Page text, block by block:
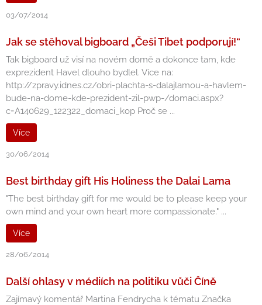
03/07/2014
Jak se stěhoval bigboard „Češi Tibet podporují!“
Tak bigboard už visí na novém domě a dokonce tam, kde
exprezident Havel dlouho bydlel. Více na:
http://zpravy.idnes.cz/obri-plachta-s-dalajlamou-a-havlem-
bude-na-dome-kde-prezident-zil-pwp-/domaci.aspx?
c=A140629_122322_domaci_kop Proč se ...
Více
30/06/2014
Best birthday gift His Holiness the Dalai Lama
"The best birthday gift for me would be to please keep your
own mind and your own heart more compassionate." ...
Více
28/06/2014
Další ohlasy v médiích na politiku vůči Číně
Zajímavý komentář Martina Fendrycha k tématu Značka